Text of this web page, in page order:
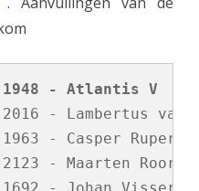
- Lambertus van
1963 - Casper
- Maarten